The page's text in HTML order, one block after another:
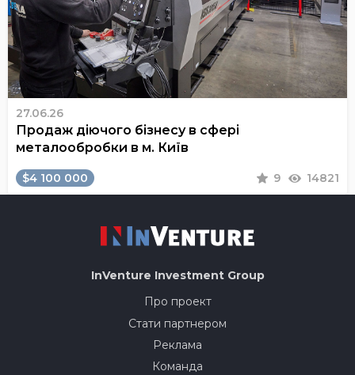
27.06.26
Продаж діючого бізнесу в сфері
металообробки в м. Київ
$4 100 000 9 14821
InVenture Investment Group
Про проект
Стати партнером
Реклама
Команда